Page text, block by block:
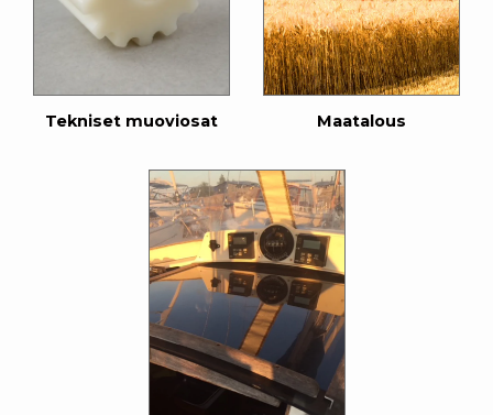
Tekniset muoviosat Maatalous